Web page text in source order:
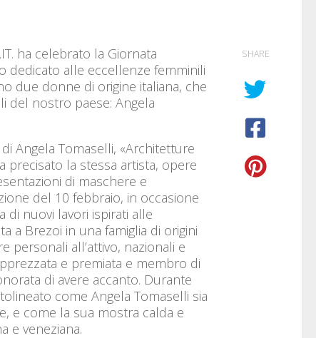
ha celebrato la Giornata
alle eccellenze femminili
due donne di origine italiana, che
del nostro paese: Angela
Angela Tomaselli, «Architetture
precisato la stessa artista, opere
di maschere e
del 10 febbraio, in occasione
di nuovi lavori ispirati alle
a Brezoi in una famiglia di origini
personali all’attivo, nazionali e
e premiata e membro di
di avere accanto. Durante
come Angela Tomaselli sia
e come la sua mostra calda e
e veneziana.
SHARE